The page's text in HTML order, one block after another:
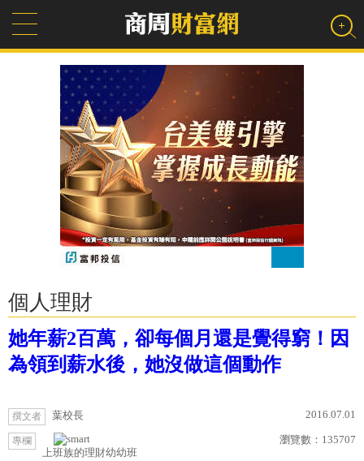
個人理財
她年薪2百萬，卻每個月還是覺得窮！因
為領到薪水後，她沒做這個動作
撰文者 葉校長 2016.07.01
專欄
上班族的理財幼幼班
瀏覽數： 135707